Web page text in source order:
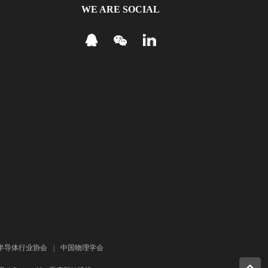
WE ARE SOCIAL
导体行业协会 中国物理学会